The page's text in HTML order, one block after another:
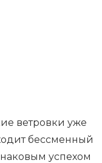
ветровки уже
бессменный
успехом